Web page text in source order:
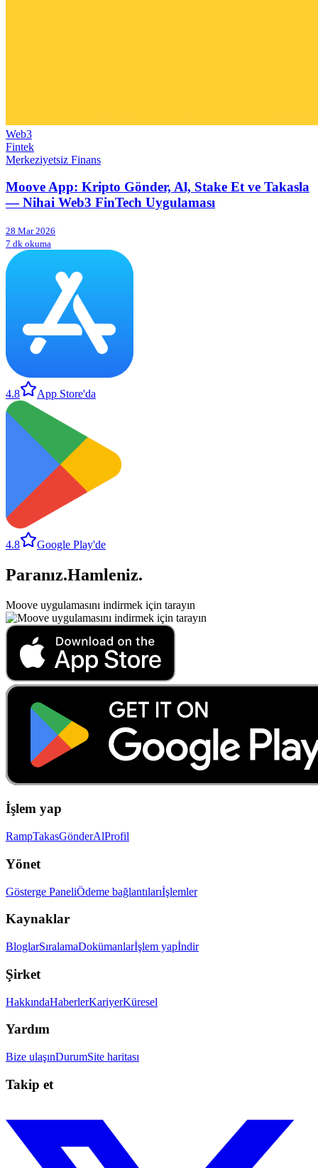
Web3
Fintek
Merkeziyetsiz Finans
Moove App: Kripto Gönder, Al, Stake Et ve Takasla
— Nihai Web3 FinTech Uygulaması
28 Mar 2026
7 dk okuma
4.8 App Store'da
4.8 Google Play'de
Paranız.Hamleniz.
Moove uygulamasını indirmek için tarayın
İşlem yap
RampTakasGönderAlProfil
Yönet
Gösterge PaneliÖdeme bağlantılarıİşlemler
Kaynaklar
BloglarSıralamaDokümanlarİşlem yapİndir
Şirket
HakkındaHaberlerKariyerKüresel
Yardım
Bize ulaşınDurumSite haritası
Takip et